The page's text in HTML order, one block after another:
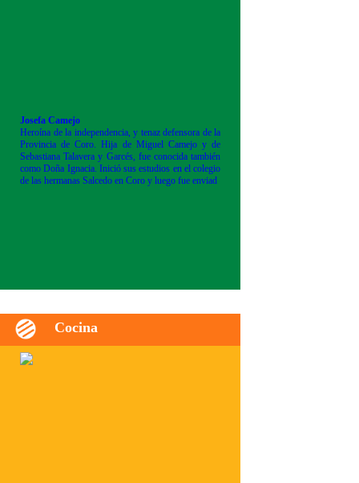
Josefa Camejo
Heroína de la independencia, y tenaz defensora de la
Provincia de Coro. Hija de Miguel Camejo y de
Sebastiana Talavera y Garcés, fue conocida también
como Doña Ignacia. Inició sus estudios en el colegio
de las hermanas Salcedo en Coro y luego fue enviad
Cocina